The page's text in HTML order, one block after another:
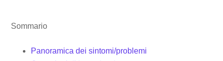
Sommario
Panoramica dei sintomi/problemi